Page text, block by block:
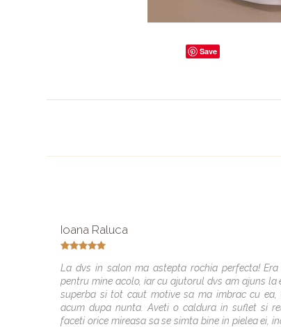
Save
Ioana Raluca
La dvs in salon ma astepta rochia perfecta! Era
pentru mine acolo, iar cu ajutorul dvs am ajuns la
superba si tot caut motive sa ma imbrac cu ea,
acum dupa nunta. Aveti o caldura in suflet si
faceti orice mireasa sa se simta bine in pielea ei,